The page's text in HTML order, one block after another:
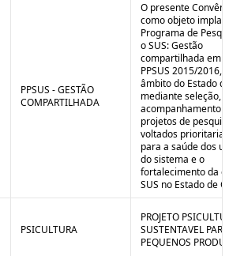
PPSUS - GESTÃO
COMPARTILHADA
O presente
como objeto
Programa de
o SUS: Gestão
compartilhada em
PPSUS 2015/2016,
âmbito do Estado
mediante seleção,
acompanhamento
projetos de
voltados
para a saúde dos
do sistema e o
fortalecimento da
SUS no Estado de
PSICULTURA
PROJETO
SUSTENTAVEL PARA
PEQUENOS